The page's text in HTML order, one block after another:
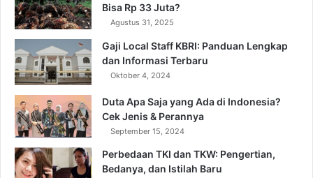
Bisa Rp 33 Juta?
Agustus 31, 2025
Gaji Local Staff KBRI: Panduan Lengkap
dan Informasi Terbaru
Oktober 4, 2024
Duta Apa Saja yang Ada di Indonesia?
Cek Jenis & Perannya
September 15, 2024
Perbedaan TKI dan TKW: Pengertian,
Bedanya, dan Istilah Baru